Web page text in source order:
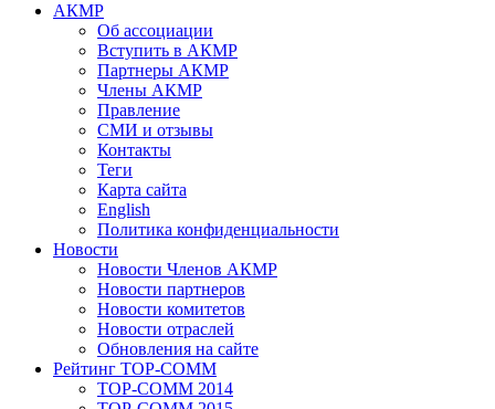
АКМР
Об ассоциации
Вступить в АКМР
Партнеры АКМР
Члены АКМР
Правление
СМИ и отзывы
Контакты
Теги
Карта сайта
English
Политика конфиденциальности
Новости
Новости Членов АКМР
Новости партнеров
Новости комитетов
Новости отраслей
Обновления на сайте
Рейтинг TOP-COMM
TOP-COMM 2014